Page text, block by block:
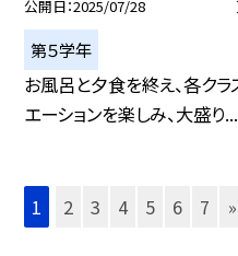
公開日 2025/07/28
第５学年
お風呂と夕食を終え、各ク
エーションを楽しみ、大盛り...
1 2 3 4 5 6 7 »